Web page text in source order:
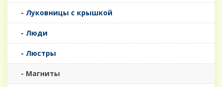
- Луковницы с крышкой
- Люди
- Люстры
- Магниты